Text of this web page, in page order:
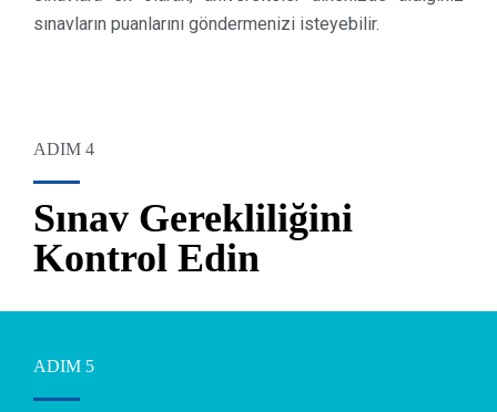
sınavların puanlarını göndermenizi isteyebilir.
Sınav Gerekliliğini
Kontrol Edin
ADIM 4
ADIM 5